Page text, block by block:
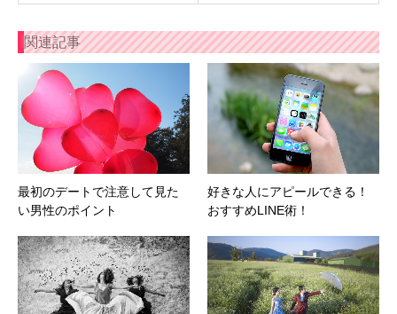
関連記事
最初のデートで注意して見た
い男性のポイント
好きな人にアピールできる！
おすすめLINE術！